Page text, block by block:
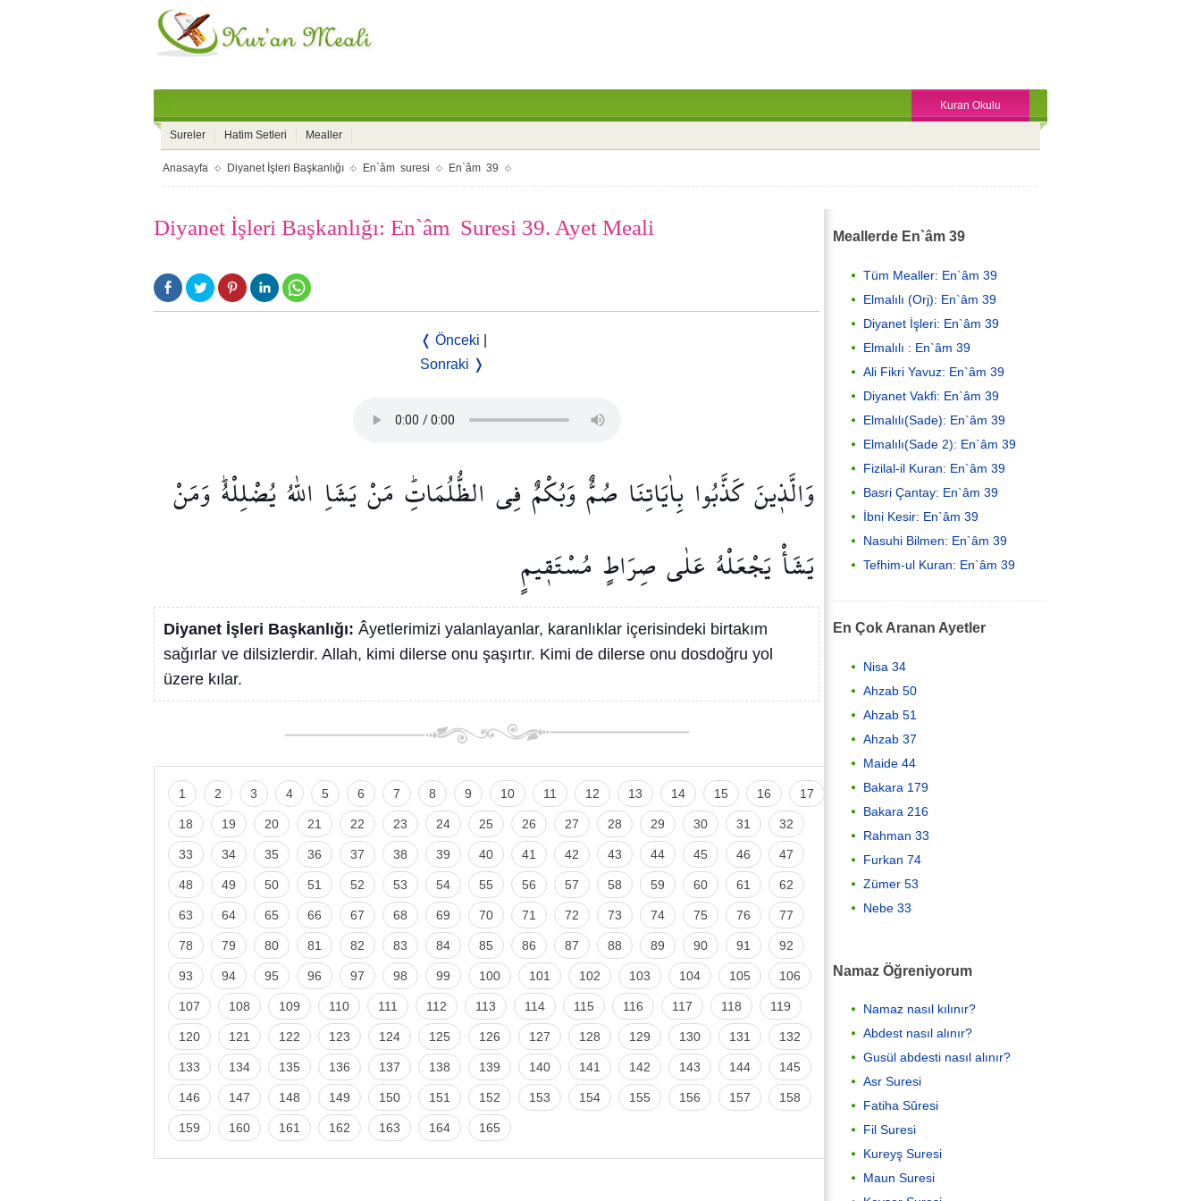
Kuran Okulu
Sureler Hatim Setleri Mealler
Anasayfa Diyanet İşleri Başkanlığı En`âm suresi En`âm 39
Diyanet İşleri Başkanlığı: En`âm Suresi 39. Ayet Meali
❬ Önceki
Sonraki ❭
وَالَّذ۪ينَكَذَّبُوا بِاٰيَاتِنَا صُمٌّوَبُكْمٌفِي الظُّلُمَاتِۜ مَنْيَشَاِ اللّٰهُيُضْلِلْهُۜ وَمَنْ
يَشَأْيَجْعَلْهُ عَلٰىصِرَاطٍ مُسْتَق۪يمٍ
Diyanet İşleri Başkanlığı: Âyetlerimizi yalanlayanlar, karanlıklar içerisindeki birtakım
sağırlar ve dilsizlerdir. Allah, kimi dilerse onu şaşırtır. Kimi de dilerse onu dosdoğru yol
üzere kılar.
1 2 3 4 5 6 7 8 9 10 11 12 13 14 15 16 17
18 19 20 21 22 23 24 25 26 27 28 29 30 31 32
33 34 35 36 37 38 39 40 41 42 43 44 45 46 47
48 49 50 51 52 53 54 55 56 57 58 59 60 61 62
63 64 65 66 67 68 69 70 71 72 73 74 75 76 77
78 79 80 81 82 83 84 85 86 87 88 89 90 91 92
93 94 95 96 97 98 99 100 101 102 103 104 105 106
107 108 109 110 111 112 113 114 115 116 117 118 119
120 121 122 123 124 125 126 127 128 129 130 131 132
133 134 135 136 137 138 139 140 141 142 143 144 145
146 147 148 149 150 151 152 153 154 155 156 157 158
159 160 161 162 163 164 165
Meallerde En`âm 39
Tüm Mealler: En`âm 39
Elmalılı (Orj): En`âm 39
Diyanet İşleri: En`âm 39
Elmalılı : En`âm 39
Ali Fikri Yavuz: En`âm 39
Diyanet Vakfi: En`âm 39
Elmalılı(Sade): En`âm 39
Elmalılı(Sade 2): En`âm 39
Fizilal-il Kuran: En`âm 39
Basri Çantay: En`âm 39
İbni Kesir: En`âm 39
Nasuhi Bilmen: En`âm 39
Tefhim-ul Kuran: En`âm 39
En Çok Aranan Ayetler
Nisa 34
Ahzab 50
Ahzab 51
Ahzab 37
Maide 44
Bakara 179
Bakara 216
Rahman 33
Furkan 74
Zümer 53
Nebe 33
Namaz Öğreniyorum
Namaz nasıl kılınır?
Abdest nasıl alınır?
Gusül abdesti nasıl alınır?
Asr Suresi
Fatiha Sûresi
Fil Suresi
Kureyş Suresi
Maun Suresi